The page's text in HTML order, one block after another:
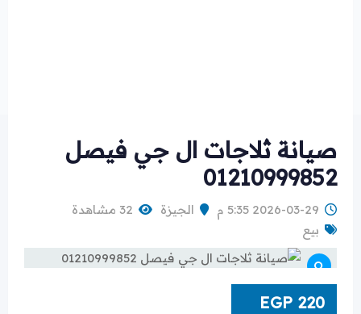
صيانة ثلاجات ال جي فيصل
01210999852
2026-03-29 5:35 م الجيزة
32 مشاهدة
بيع
EGP 220